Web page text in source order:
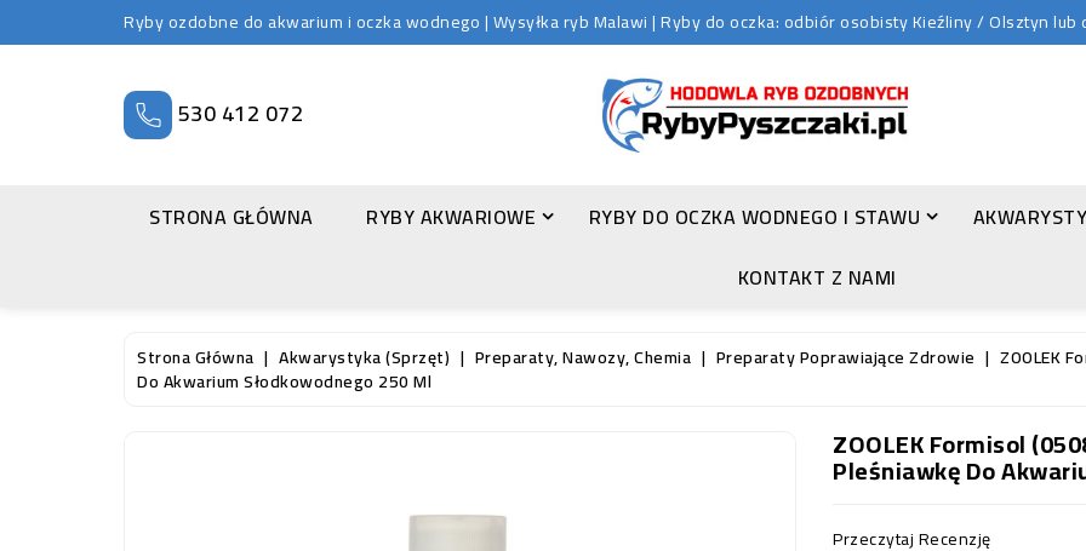
Ryby ozdobne do akwarium i oczka wodnego | Wysyłka ryb Malawi | Ryby do oczka: odbiór osobisty Kieźliny / Olsztyn
530 412 072
STRONA GŁÓWNA RYBY AKWARIOWE RYBY DO OCZKA WODNEGO I STAWU
KONTAKT Z NAMI
Strona Główna Akwarystyka (sprzęt) Preparaty, Nawozy, Chemia Preparaty Poprawiające Zdrowie ZOOLEK
Do Akwarium Słodkowodnego 250 Ml
ZOOLEK Formisol
Pleśniawkę Do
Przeczytaj Recenzję